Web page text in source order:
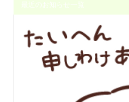
最近のお知らせ一覧